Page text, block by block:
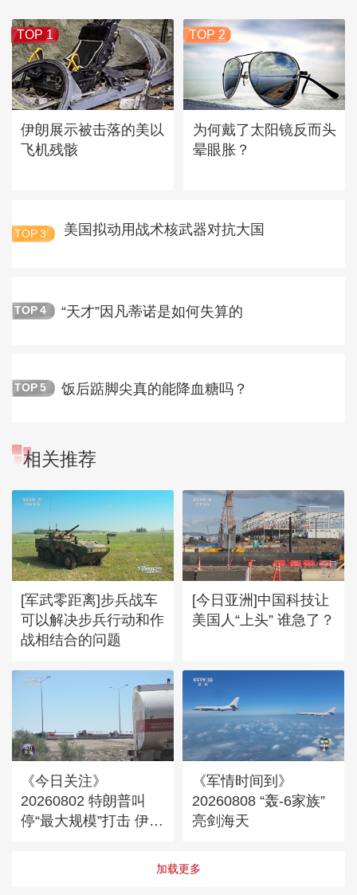
TOP 1
伊朗展示被击落的美以
飞机残骸
TOP 2
为何戴了太阳镜反而头
晕眼胀？
TOP 3 美国拟动用战术核武器对抗大国
TOP 4 “天才”因凡蒂诺是如何失算的
TOP 5 饭后踮脚尖真的能降血糖吗？
相关推荐
[军武零距离]步兵战车
可以解决步兵行动和作
战相结合的问题
[今日亚洲]中国科技让
美国人“上头” 谁急了？
《今日关注》
20260802 特朗普叫
停“最大规模”打击 伊朗
《军情时间到》
20260808 “轰-6家族”
亮剑海天
加载更多